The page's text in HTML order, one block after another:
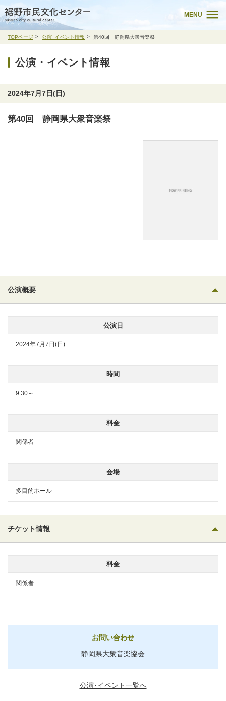
MENU
TOPページ 公演･イベント情報 第40回 静岡県大衆音楽祭
公演・イベント情報
2024年7月7日(日)
第40回 静岡県大衆音楽祭
公演概要
公演日
2024年7月7日(日)
時間
9:30～
料金
関係者
会場
多目的ホール
チケット情報
料金
関係者
お問い合わせ
静岡県大衆音楽協会
公演･イベント一覧へ